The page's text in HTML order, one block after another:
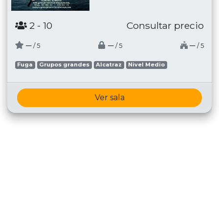
2 - 10 Consultar precio
─ / 5 ─ / 5 ─ / 5
Fuga Grupos grandes Alcatraz Nivel Medio
Ver sala